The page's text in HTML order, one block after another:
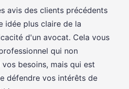
avis des clients précédents
idée plus claire de la
d'un avocat. Cela vous
qui non
besoins, mais qui est
défendre vos intérêts de